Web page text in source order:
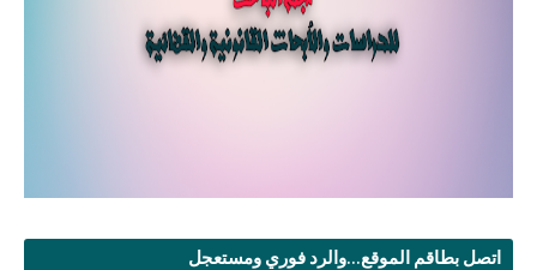
اتصل بطاقم الموقع...والرد فوري ومستعجل